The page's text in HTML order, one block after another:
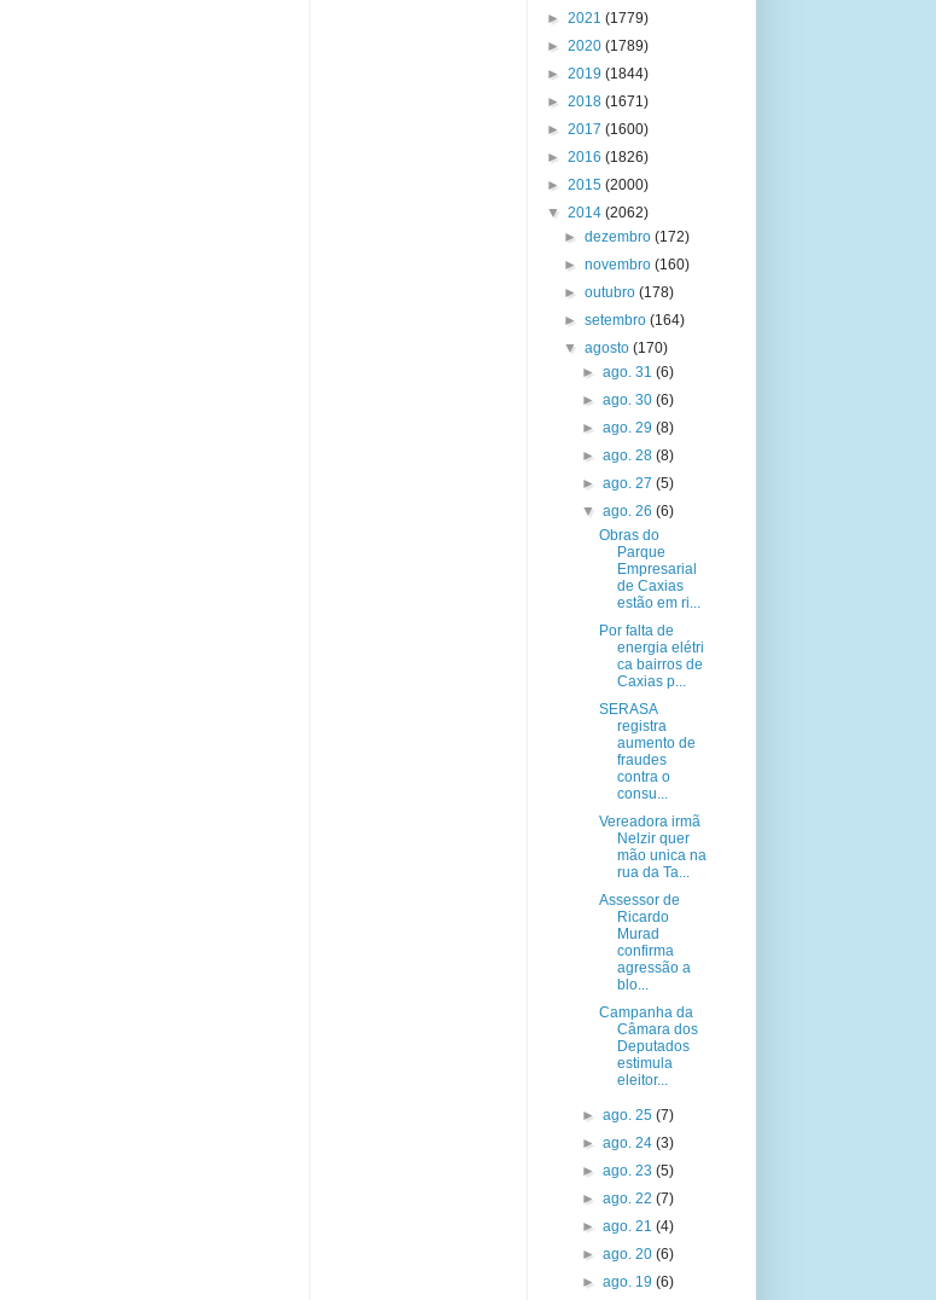
► 2021 (1779)
► 2020 (1789)
► 2019 (1844)
► 2018 (1671)
► 2017 (1600)
► 2016 (1826)
► 2015 (2000)
▼ 2014 (2062)
►dezembro(172)
►novembro(160)
►outubro(178)
►setembro(164)
▼agosto(170)
► ago. 31 (6)
► ago. 30 (6)
► ago. 29 (8)
► ago. 28 (8)
► ago. 27 (5)
▼ ago. 26 (6)
Obras do
Parque
Empresarial
de Caxias
estão em ri...
Por falta de
energia elétri
ca bairros de
Caxias p...
SERASA
registra
aumento de
fraudes
contra o
consu...
Vereadora irmã
Nelzir quer
mão unica na
rua da Ta...
Assessor de
Ricardo
Murad
confirma
agressão a
blo...
Campanha da
Câmara dos
Deputados
estimula
eleitor...
► ago. 25 (7)
► ago. 24 (3)
► ago. 23 (5)
► ago. 22 (7)
► ago. 21 (4)
► ago. 20 (6)
► ago. 19 (6)